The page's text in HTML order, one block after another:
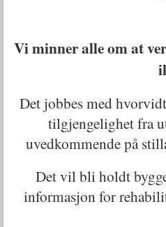
Vi minner alle om at
Det jobbes med
tilgjengelighet fra
uvedkommende på
Det vil bli holdt
informasjon for